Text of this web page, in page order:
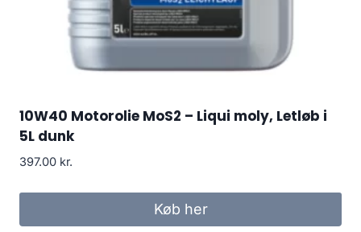
10W40 Motorolie MoS2 – Liqui moly, Letløb i
5L dunk
397.00 kr.
Køb her